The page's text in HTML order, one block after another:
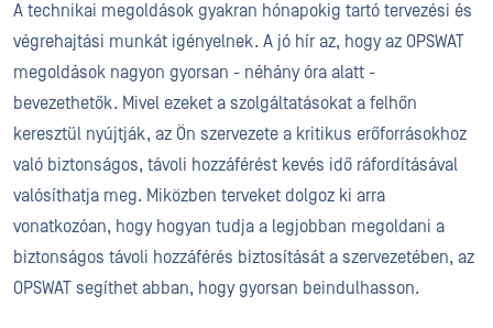
A technikai megoldások gyakran hónapokig tartó tervezési és
végrehajtási munkát igényelnek. A jó hír az, hogy az OPSWAT
megoldások nagyon gyorsan - néhány óra alatt -
bevezethetők. Mivel ezeket a szolgáltatásokat a felhőn
keresztül nyújtják, az Ön szervezete a kritikus erőforrásokhoz
való biztonságos, távoli hozzáférést kevés idő ráfordításával
valósíthatja meg. Miközben terveket dolgoz ki arra
vonatkozóan, hogy hogyan tudja a legjobban megoldani a
biztonságos távoli hozzáférés biztosítását a szervezetében, az
OPSWAT segíthet abban, hogy gyorsan beindulhasson.